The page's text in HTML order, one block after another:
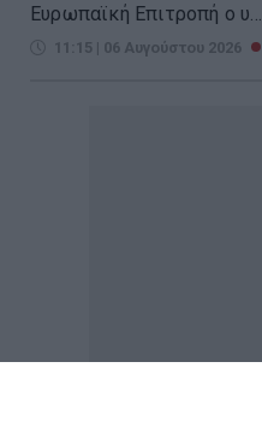
Ευρωπαϊκή Επιτροπή ο υ...
11:15 | 06 Αυγούστου 2026